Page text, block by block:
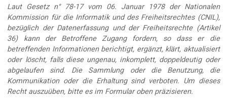
Laut Gesetz n° 78-17 vom 06. Januar 1978 der Nationalen
Kommission für die Informatik und des Freiheitsrechtes (CNIL),
bezüglich der Datenerfassung und der Freiheitsrechte (Artikel
36) kann der Betroffene Zugang fordern, so dass er die
betreffenden Informationen berichtigt, ergänzt, klärt, aktualisiert
oder löscht, falls diese ungenau, inkomplett, doppeldeutig oder
abgelaufen sind. Die Sammlung oder die Benutzung, die
Kommunikation oder die Erhaltung sind verboten. Um dieses
Recht auszuüben, bitte es im Formular oben präzisieren.